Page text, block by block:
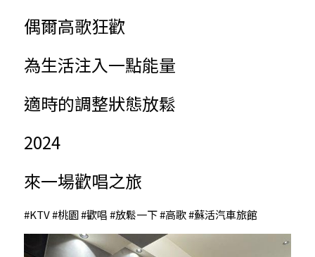
偶爾高歌狂歡
為生活注入一點能量
適時的調整狀態放鬆
2024
來一場歡唱之旅
#KTV#桃園#歡唱#放鬆一下#高歌#蘇活汽車旅館